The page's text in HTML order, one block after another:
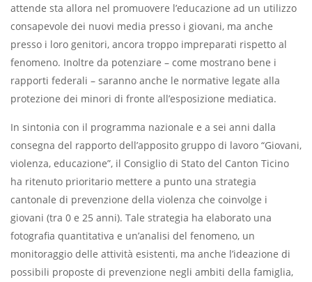
attende sta allora nel promuovere l’educazione ad un utilizzo
consapevole dei nuovi media presso i giovani, ma anche
presso i loro genitori, ancora troppo impreparati rispetto al
fenomeno. Inoltre da potenziare – come mostrano bene i
rapporti federali – saranno anche le normative legate alla
protezione dei minori di fronte all’esposizione mediatica.
In sintonia con il programma nazionale e a sei anni dalla
consegna del rapporto dell’apposito gruppo di lavoro “Giovani,
violenza, educazione”, il Consiglio di Stato del Canton Ticino
ha ritenuto prioritario mettere a punto una strategia
cantonale di prevenzione della violenza che coinvolge i
giovani (tra 0 e 25 anni). Tale strategia ha elaborato una
fotografia quantitativa e un’analisi del fenomeno, un
monitoraggio delle attività esistenti, ma anche l’ideazione di
possibili proposte di prevenzione negli ambiti della famiglia,